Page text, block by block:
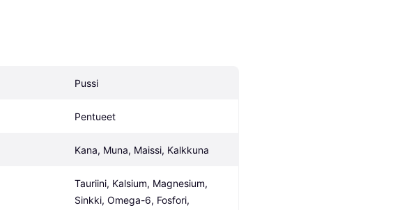
Pussi
Pentueet
Kana, Muna, Maissi, Kalkkuna
Tauriini, Kalsium, Magnesium,
Sinkki, Omega-6, Fosfori,